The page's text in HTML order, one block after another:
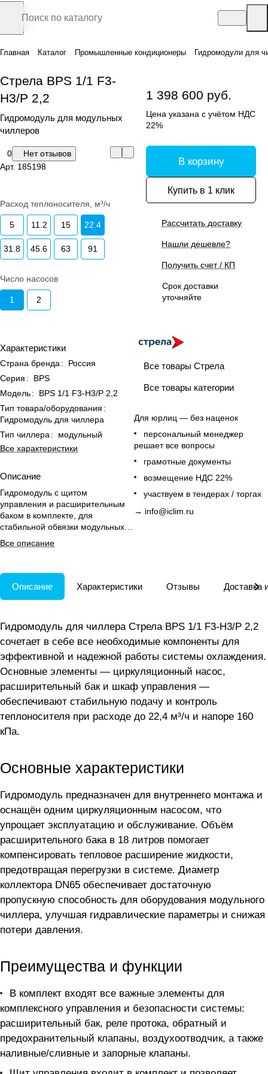
Главная Каталог Промышленные кондиционеры Гидромодули для
Стрела BPS 1/1 F3-
H3/P 2,2
Гидромодуль для модульных
чиллеров
0
Нет отзывов
Арт. 185198
Расход теплоносителя, м³/ч
5 11.2 15 22.4
31.8 45.6 63 91
Число насосов
1 2
Характеристики
Страна бренда :
Россия
Серия :
BPS
Модель:
BPS 1/1 F3-H3/P 2,2
Тип товара/оборудования :
Гидромодуль для чиллера
Тип чиллера :
модульный
Все характеристики
Описание
Гидромодуль с щитом
управления и расширительным
баком в комплекте, для
стабильной обвязки модульных
чиллеров внутри помещения.
Все описание
1 398 600 руб.
Цена указана с учётом НДС
22%
В корзину
Купить в 1 клик
Рассчитать доставку
Нашли дешевле?
Получить счет / КП
Срок доставки
уточняйте
Все товары Стрела
Все товары категории
Для юрлиц — без наценок
персональный менеджер
решает все вопросы
грамотные документы
возмещение НДС 22%
участвуем в тендерах / торгах
→ info@iclim.ru
Описание Характеристики Отзывы Доставка
Гидромодуль для чиллера Стрела BPS 1/1 F3-H3/P 2,2
сочетает в себе все необходимые компоненты для
эффективной и надежной работы системы охлаждения.
Основные элементы — циркуляционный насос,
расширительный бак и шкаф управления —
обеспечивают стабильную подачу и контроль
теплоносителя при расходе до 22,4 м³/ч и напоре 160
кПа.
Основные характеристики
Гидромодуль предназначен для внутреннего монтажа и
оснащён одним циркуляционным насосом, что
упрощает эксплуатацию и обслуживание. Объём
расширительного бака в 18 литров помогает
компенсировать тепловое расширение жидкости,
предотвращая перегрузки в системе. Диаметр
коллектора DN65 обеспечивает достаточную
пропускную способность для оборудования модульного
чиллера, улучшая гидравлические параметры и снижая
потери давления.
Преимущества и функции
В комплект входят все важные элементы для
комплексного управления и безопасности системы:
расширительный бак, реле протока, обратный и
предохранительный клапаны, воздухоотводчик, а также
наливные/сливные и запорные клапаны.